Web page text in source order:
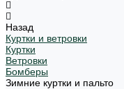
Назад
Куртки и ветровки
Куртки
Ветровки
Бомберы
Зимние куртки и пальто